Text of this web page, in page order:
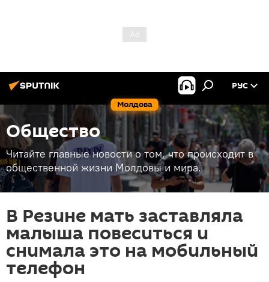
Молдова
РУС
Общество
Читайте главные новости о том, что происходит в
общественной жизни Молдовы и мира.
В Резине мать заставляла
малыша повеситься и
снимала это на мобильный
телефон